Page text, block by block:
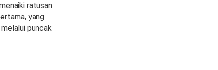
ratusan
yang
puncak